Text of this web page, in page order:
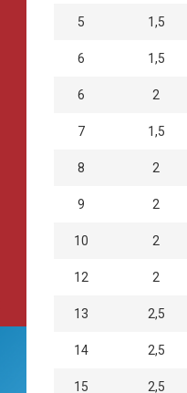
5 1,5
6 1,5
6 2
7 1,5
8 2
9 2
10 2
12 2
13 2,5
14 2,5
15 2,5